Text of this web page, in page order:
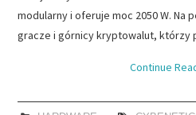
modularny i oferuje moc 2050 W. Na
gracze i górnicy kryptowalut,
Continue